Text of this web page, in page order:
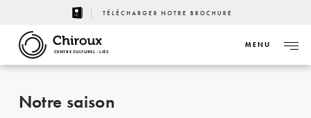
TÉLÉCHARGER NOTRE BROCHURE
CENTRE CULTUREL - LIÈGE
MENU
Notre saison